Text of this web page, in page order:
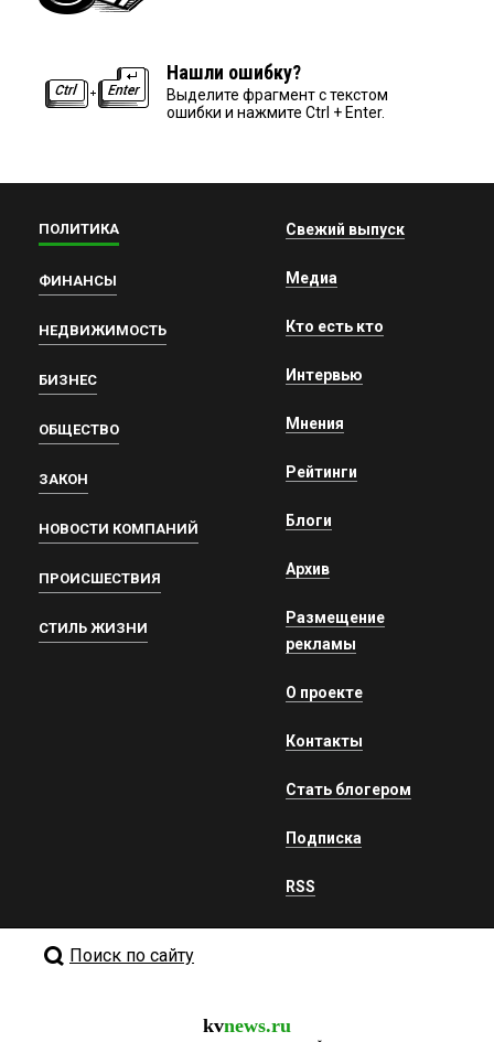
Нашли ошибку?
Выделите фрагмент с текстом
ошибки и нажмите Ctrl + Enter.
ПОЛИТИКА
ФИНАНСЫ
НЕДВИЖИМОСТЬ
БИЗНЕС
ОБЩЕСТВО
ЗАКОН
НОВОСТИ КОМПАНИЙ
ПРОИСШЕСТВИЯ
СТИЛЬ ЖИЗНИ
Свежий выпуск
Медиа
Кто есть кто
Интервью
Мнения
Рейтинги
Блоги
Архив
Размещение
рекламы
О проекте
Контакты
Стать блогером
Подписка
RSS
Поиск по сайту
kvnews.ru